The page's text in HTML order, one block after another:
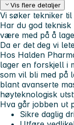
Vis flere detaljer
Vi søker tekniker
Har du god
være med på å
Da er det deg vi
Hos Halden
lager en forskjell i
som vil bli med på
blant avanserte
høyteknologisk
Hva går jobben ut
Sikre daglig